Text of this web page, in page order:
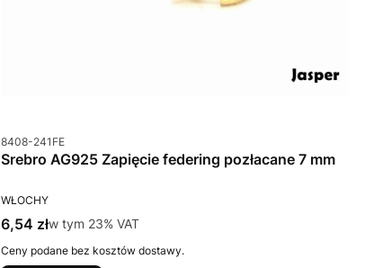
Kod produktu
8408-241FE
Srebro AG925 Zapięcie federing pozłacane 7 mm
PRODUCENT
WŁOCHY
Cena brutto
6,54 złw tym %s VAT
w tym 23%VAT
Ceny podane bez kosztów dostawy.